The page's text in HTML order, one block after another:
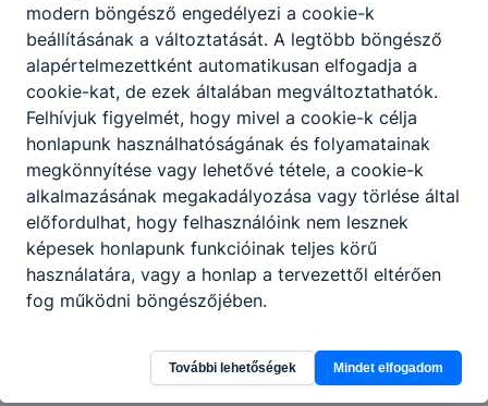
modern böngésző engedélyezi a cookie-k
beállításának a változtatását. A legtöbb böngésző
alapértelmezettként automatikusan elfogadja a
cookie-kat, de ezek általában megváltoztathatók.
Felhívjuk figyelmét, hogy mivel a cookie-k célja
honlapunk használhatóságának és folyamatainak
megkönnyítése vagy lehetővé tétele, a cookie-k
alkalmazásának megakadályozása vagy törlése által
előfordulhat, hogy felhasználóink nem lesznek
képesek honlapunk funkcióinak teljes körű
használatára, vagy a honlap a tervezettől eltérően
fog működni böngészőjében.
További lehetőségek Mindet elfogadom